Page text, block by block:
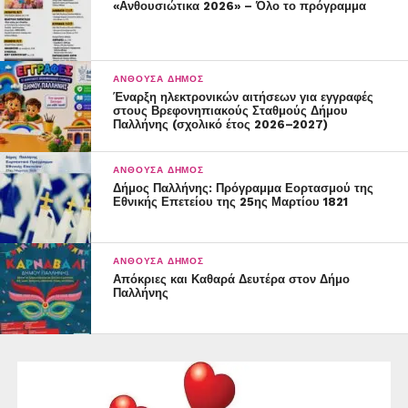
Επισήμανση:
Οι αιτήσεις και τα δικαιολογητικά που υποβλήθηκαν
ηλεκτρονικά πρέπει να φυλάσσονται για να
προσκομισθούν εφόσον ζητηθούν. Με ηλεκτρονικό
μήνυμα έχει σταλεί σε όλους τους γονείς ο οριστικός
αριθμός πρωτοκόλλου με τον οποίο θα αναζητήσουν τη
δομή στην οποία θα φοιτήσει το παιδί τους όταν
ανακοινωθούν τα αποτελέσματα στην ιστοσελίδα του
Δήμου Παλλήνης .
Ο ΠΡΟΕΔΡΟΣ ΤΟΥ Δ.Σ.
ΔΗΜΗΤΡΙΟΣ ΜΠΑΞΕΒΑΝΗΣ
«Ανθουσιώτικα 2026» – Όλο το πρόγραμμα
ΑΝΘΟΎΣΑ ΔΉΜΟΣ
Έναρξη ηλεκτρονικών αιτήσεων για εγγραφές
στους Βρεφονηπιακούς Σταθμούς Δήμου
Παλλήνης (σχολικό έτος 2026–2027)
ΑΝΘΟΎΣΑ ΔΉΜΟΣ
Δήμος Παλλήνης: Πρόγραμμα Εορτασμού της
Εθνικής Επετείου της 25ης Μαρτίου 1821
ΑΝΘΟΎΣΑ ΔΉΜΟΣ
Απόκριες και Καθαρά Δευτέρα στον Δήμο
Παλλήνης